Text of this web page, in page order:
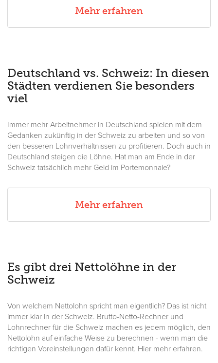
Mehr erfahren
Deutschland vs. Schweiz: In diesen
Städten verdienen Sie besonders
viel
Immer mehr Arbeitnehmer in Deutschland spielen mit dem
Gedanken zukünftig in der Schweiz zu arbeiten und so von
den besseren Lohnverhältnissen zu profitieren. Doch auch in
Deutschland steigen die Löhne. Hat man am Ende in der
Schweiz tatsächlich mehr Geld im Portemonnaie?
Mehr erfahren
Es gibt drei Nettolöhne in der
Schweiz
Von welchem Nettolohn spricht man eigentlich? Das ist nicht
immer klar in der Schweiz. Brutto-Netto-Rechner und
Lohnrechner für die Schweiz machen es jedem möglich, den
Nettolohn auf einfache Weise zu berechnen - wenn man die
richtigen Voreinstellungen dafür kennt. Hier mehr erfahren.